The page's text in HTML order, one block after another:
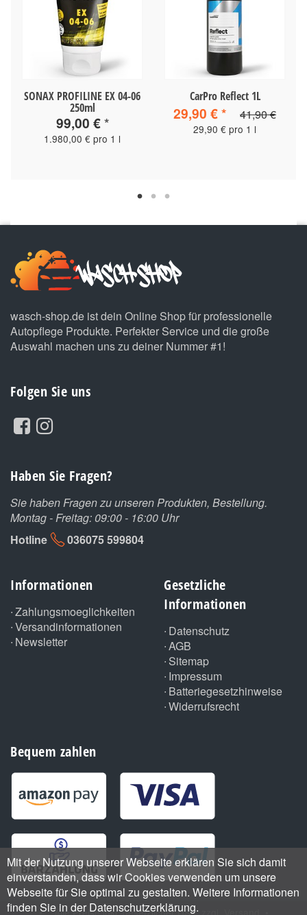
SONAX PROFILINE EX 04-06
250ml
99,00 €*
1.980,00 € pro 1 l
CarPro Reflect 1L
29,90 €* 41,90 €
29,90 € pro 1 l
wasch-shop.de ist dein Online Shop für professionelle
Autopflege Produkte. Perfekter Service und die große
Auswahl machen uns zu deiner Nummer #1!
Folgen Sie uns
Haben Sie Fragen?
Sie haben Fragen zu unseren Produkten, Bestellung.
Montag - Freitag: 09:00 - 16:00 Uhr
Hotline
036075 599804
Informationen
Zahlungsmoeglichkeiten
Versandinformationen
Newsletter
Gesetzliche
Informationen
Datenschutz
AGB
Sitemap
Impressum
Batteriegesetzhinweise
Widerrufsrecht
Bequem zahlen
Mit der Nutzung unserer Webseite erklären Sie sich damit
einverstanden, dass wir Cookies verwenden um unsere
Webseite für Sie optimal zu gestalten. Weitere Informationen
finden Sie in der Datenschutzerklärung.